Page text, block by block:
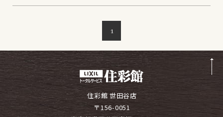
1
住彩館 世田谷店
〒156-0051